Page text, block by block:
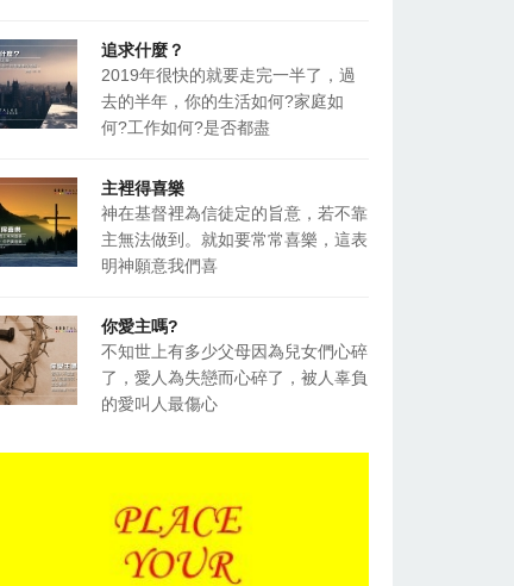
追求什麼？
2019年很快的就要走完一半了，過
去的半年，你的生活如何?家庭如
何?工作如何?是否都盡
主裡得喜樂
神在基督裡為信徒定的旨意，若不靠
主無法做到。就如要常常喜樂，這表
明神願意我們喜
你愛主嗎?
不知世上有多少父母因為兒女們心碎
了，愛人為失戀而心碎了，被人辜負
的愛叫人最傷心